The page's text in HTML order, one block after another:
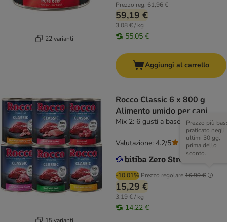
22 varianti
Prezzo reg. 61,96 €
59,19 €
3,08 € / kg
55,05 €
Aggiungi al carrello
15 varianti
Rocco Classic 6 x 800 g
Alimento umido per cani
Mix 2: 6 gusti a base di Manzo
-10.01% Prezzo regolare16,99 €
Prezzo più
praticato negli
ultimi 30 gg,
prima dello
sconto.
15,29 €
3,19 € / kg
14,22 €
Valutazione: 4.2/5 (524